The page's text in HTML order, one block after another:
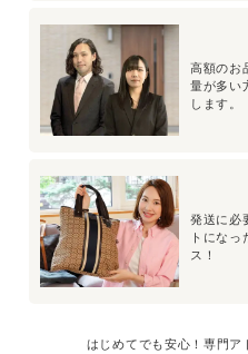
高額のお
量が多い
します。
発送に必
トにな
ス！
はじめてでも安心！専門ア